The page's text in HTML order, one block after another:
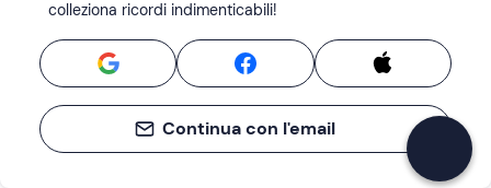
Una giornata a cavallo
Personale molto gentile e accogliente, esperienza
davvero bella e rilassante.nPasseggiata con vista
bellissima e istruttore molto molto paziente e gentile.
colleziona ricordi indimenticabili!
Continua con l'email